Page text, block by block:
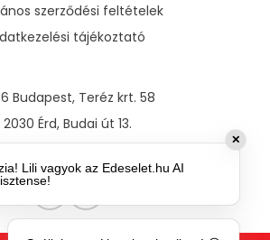
szerződési feltételek
tájékoztató
Budapest, Teréz krt. 58
2030 Érd, Budai út 13.
Miskolc, Szentpáli út 13.
✕
Lili vagyok az Edeselet.hu AI